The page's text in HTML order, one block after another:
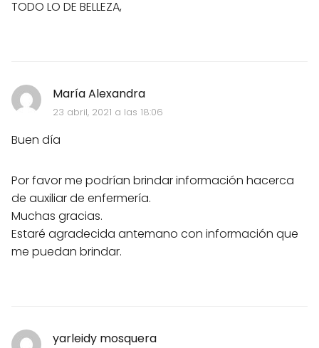
TODO LO DE BELLEZA,
María Alexandra
23 abril, 2021 a las 18:06
Buen día
Por favor me podrían brindar información hacerca
de auxiliar de enfermería.
Muchas gracias.
Estaré agradecida antemano con información que
me puedan brindar.
yarleidy mosquera